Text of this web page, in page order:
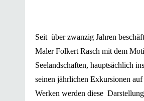
Seit über zwanzig Jahren
Maler Folkert Rasch mit dem
Seelandschaften, hauptsächlich
seinen jährlichen Exkursionen
Werken werden diese